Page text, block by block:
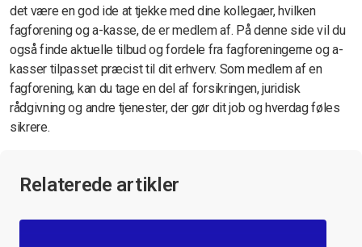
det være en god ide at tjekke med dine kollegaer, hvilken
fagforening og a-kasse, de er medlem af. På denne side vil du
også finde aktuelle tilbud og fordele fra fagforeningerne og a-
kasser tilpasset præcist til dit erhverv. Som medlem af en
fagforening, kan du tage en del af forsikringen, juridisk
rådgivning og andre tjenester, der gør dit job og hverdag føles
sikrere.
Relaterede artikler